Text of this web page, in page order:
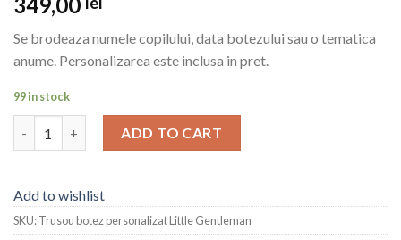
Se brodeaza numele copilului, data botezului sau o tematica
anume. Personalizarea este inclusa in pret.
99 in stock
ADD TO CART
Add to wishlist
SKU:Trusou botez personalizat Little Gentleman